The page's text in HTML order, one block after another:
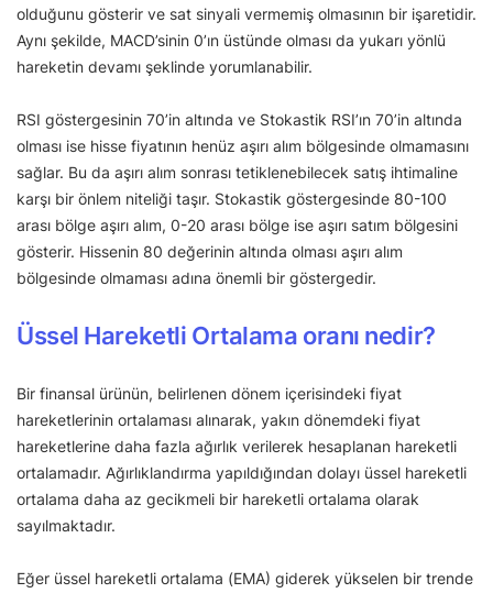
olduğunu gösterir ve sat sinyali vermemiş olmasının bir işaretidir.
Aynı şekilde, MACD’sinin 0’ın üstünde olması da yukarı yönlü
hareketin devamı şeklinde yorumlanabilir.
RSI göstergesinin 70’in altında ve Stokastik RSI’ın 70’in altında
olması ise hisse fiyatının henüz aşırı alım bölgesinde olmamasını
sağlar. Bu da aşırı alım sonrası tetiklenebilecek satış ihtimaline
karşı bir önlem niteliği taşır. Stokastik göstergesinde 80-100
arası bölge aşırı alım, 0-20 arası bölge ise aşırı satım bölgesini
gösterir. Hissenin 80 değerinin altında olması aşırı alım
bölgesinde olmaması adına önemli bir göstergedir.
Üssel Hareketli Ortalama oranı nedir?
Bir finansal ürünün, belirlenen dönem içerisindeki fiyat
hareketlerinin ortalaması alınarak, yakın dönemdeki fiyat
hareketlerine daha fazla ağırlık verilerek hesaplanan hareketli
ortalamadır. Ağırlıklandırma yapıldığından dolayı üssel hareketli
ortalama daha az gecikmeli bir hareketli ortalama olarak
sayılmaktadır.
Eğer üssel hareketli ortalama (EMA) giderek yükselen bir trende